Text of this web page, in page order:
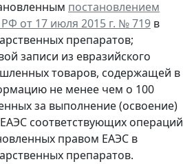
постановлением
от 17 июля 2015 г. № 719 в
препаратов;
записи из евразийского
товаров, содержащей в
не менее чем о 100
за выполнение (освоение)
соответствующих операций
правом ЕАЭС в
препаратов.